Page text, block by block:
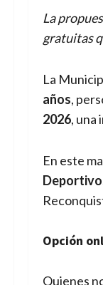
La
gratuitas
La
años,
2026, una
En este
Opción
Quienes